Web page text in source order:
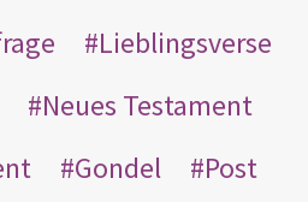
Lieblingsverse
Neues Testament
Gondel
Post